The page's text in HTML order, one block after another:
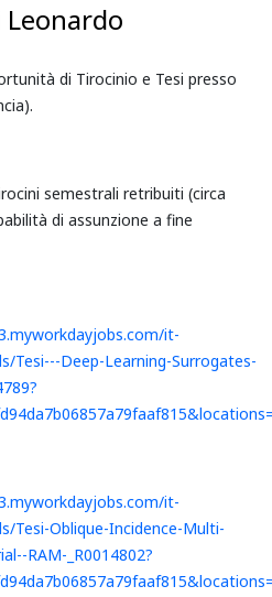
di Tirocinio e Tesi presso
semestrali retribuiti (circa
di assunzione a fine
it-
Tesi---Deep-Learning-Surrogates-
it-
Tesi-Oblique-Incidence-Multi-
RAM-_R0014802?